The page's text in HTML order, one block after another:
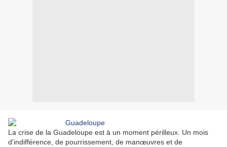
La crise de la Guadeloupe est à un moment périlleux. Un mois
d'indifférence, de pourrissement, de manœuvres et de